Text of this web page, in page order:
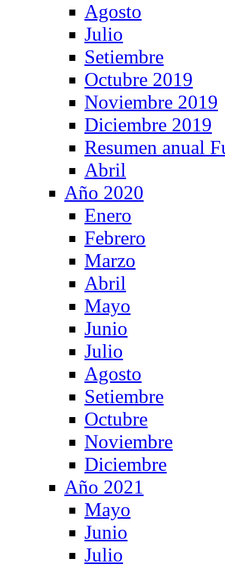
Agosto
Julio
Setiembre
Octubre 2019
Noviembre 2019
Diciembre 2019
Resumen anual
Abril
Año 2020
Enero
Febrero
Marzo
Abril
Mayo
Junio
Julio
Agosto
Setiembre
Octubre
Noviembre
Diciembre
Año 2021
Mayo
Junio
Julio